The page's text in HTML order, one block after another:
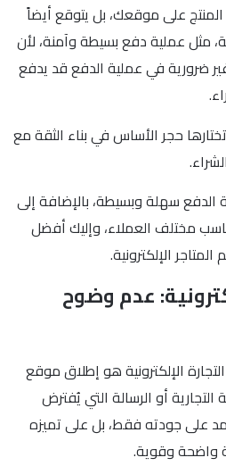
على موقعك، بل يتوقع أيضاً
مثل عملية دفع بسيطة وآمنة، لأن
ضرورية في عملية الدفع قد يدفع
تختارها حجر الأساس في بناء الثقة مع
الدفع سهلة وبسيطة، بالإضافة إلى
مختلف العملاء، وإليك أفضل
الإلكترونية.
عدم وضوح
الإلكترونية هو إطلاق موقع
أو الرسالة التي يُفترض
على جودته فقط، بل على تميزه
واضحة وقوية.